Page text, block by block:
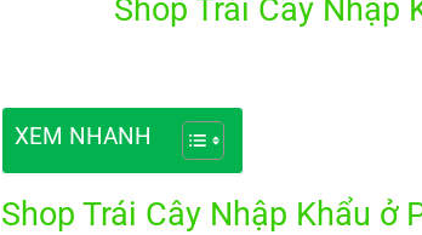
Shop Trái Cây Nhập
XEM NHANH
Shop Trái Cây Nhập Khẩu ở